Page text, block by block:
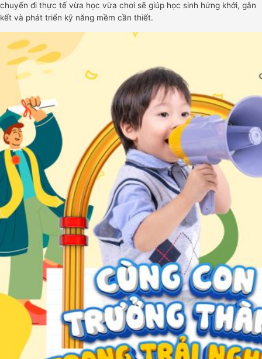
chuyến đi thực tế vừa học vừa chơi sẽ giúp học sinh hứng khởi, gắn
kết và phát triển kỹ năng mềm cần thiết.